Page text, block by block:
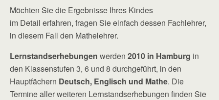
Möchten Sie die Ergebnisse Ihres Kindes
im Detail erfahren, fragen Sie einfach dessen Fachlehrer,
in diesem Fall den Mathelehrer.
Lernstandserhebungen werden 2010 in Hamburg in
den Klassenstufen 3, 6 und 8 durchgeführt, in den
Hauptfächern Deutsch, Englisch und Mathe. Die
Termine aller weiteren Lernstandserhebungen finden Sie